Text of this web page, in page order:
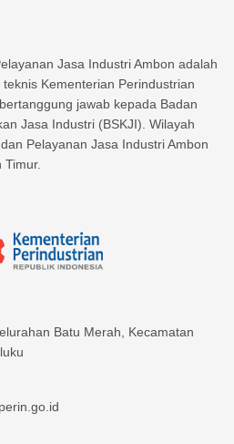
Jasa Industri Ambon adalah
Kementerian Perindustrian
jawab kepada Badan
Jasa Industri (BSKJI). Wilayah
Pelayanan Jasa Industri Ambon
Batu Merah, Kecamatan